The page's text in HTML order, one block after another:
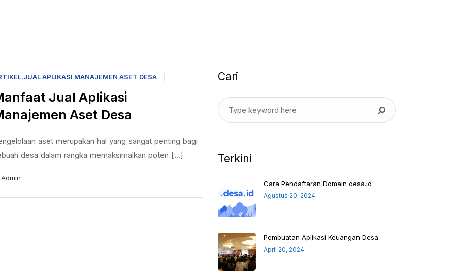
,JUAL APLIKASI MANAJEMEN ASET DESA
Jual Aplikasi
Aset Desa
aset merupakan hal yang sangat penting bagi
desa dalam rangka memaksimalkan poten [...]
Admin
Cari
Terkini
Cara Pendaftaran Domain desa.id
Agustus 20, 2024
Pembuatan Aplikasi Keuangan Desa
April 20, 2024